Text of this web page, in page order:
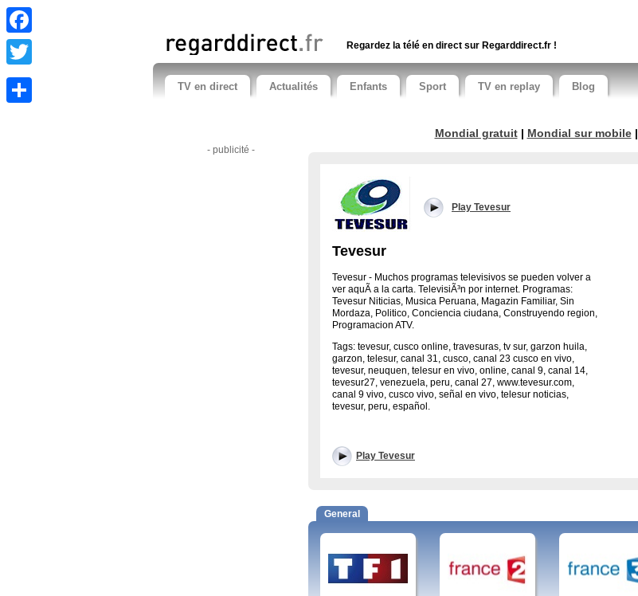
Facebook
Twitter
Regardez la télé en direct sur Regarddirect.fr !
TV en direct Actualités Enfants Sport TV en replay Blog
- publicité -
Mondial gratuit| Mondial sur mobile|
Play Tevesur
Tevesur
Tevesur - Muchos programas televisivos se pueden volver a
ver aquÃ­ a la carta. TelevisiÃ³n por internet. Programas:
Tevesur Niticias, Musica Peruana, Magazin Familiar, Sin
Mordaza, Politico, Conciencia ciudana, Construyendo region,
Programacion ATV.
Tags: tevesur, cusco online, travesuras, tv sur, garzon huila,
garzon, telesur, canal 31, cusco, canal 23 cusco en vivo,
tevesur, neuquen, telesur en vivo, online, canal 9, canal 14,
tevesur27, venezuela, peru, canal 27, www.tevesur.com,
canal 9 vivo, cusco vivo, señal en vivo, telesur noticias,
tevesur, peru, español.
Play Tevesur
General